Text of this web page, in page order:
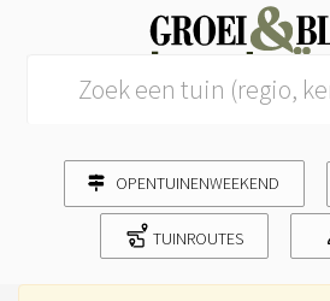
OPENTUINENWEEKEND
TUINROUTES